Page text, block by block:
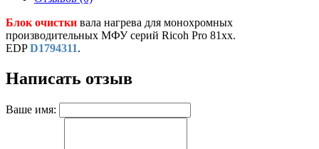
Блок очистки вала нагрева для монохромных
производительных МФУ серий Ricoh Pro 81xx.
EDPD1794311.
Написать отзыв
Ваше имя: